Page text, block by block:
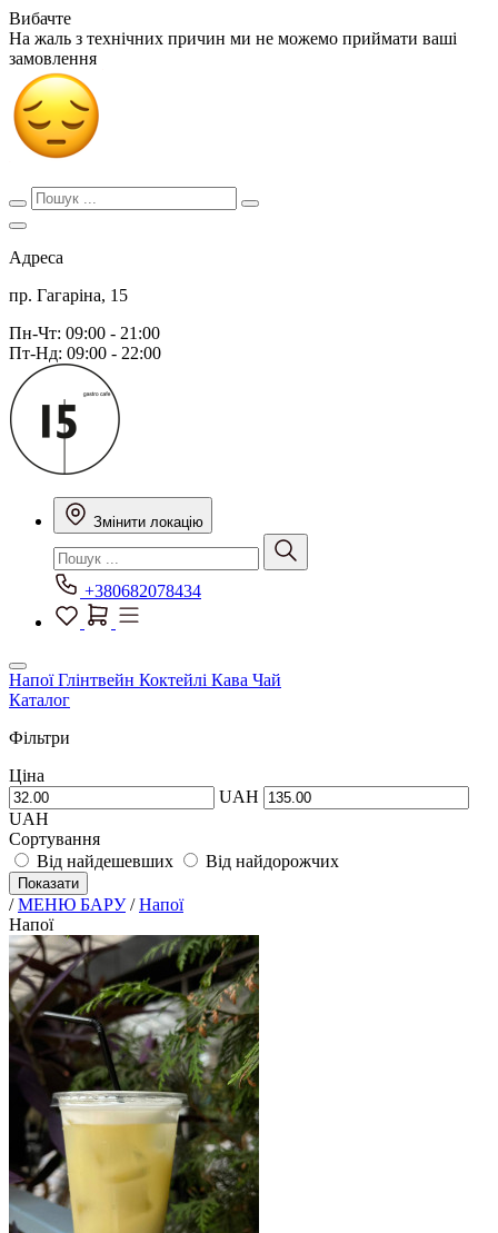
Вибачте
На жаль з технічних причин ми не можемо приймати ваші
замовлення
Адреса
пр. Гагаріна, 15
Пн-Чт: 09:00 - 21:00
Пт-Нд: 09:00 - 22:00
Змінити локацію
+380682078434
НапоїГлінтвейн Коктейлі Кава Чай
Каталог
Фільтри
Ціна
UAH
UAH
Сортування
Від найдешевших
Від найдорожчих
Показати
/ МЕНЮ БАРУ / Напої
Напої